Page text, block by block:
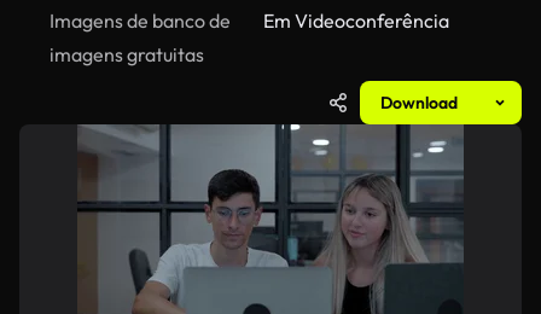
Imagens de banco de
imagens gratuitas
Em Videoconferência
Download